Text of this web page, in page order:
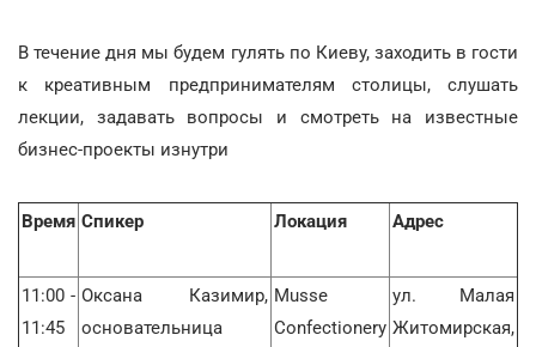
В течение дня мы будем гулять по Киеву, заходить в гости
к креативным предпринимателям столицы, слушать
лекции, задавать вопросы и смотреть на известные
бизнес-проекты изнутри
Время Спикер Локация Адрес
11:00 -
11:45
Оксана Казимир,
основательница
Musse
Confectionery
ул. Малая
Житомирская,